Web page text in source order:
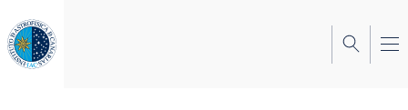
al
contenido
principal